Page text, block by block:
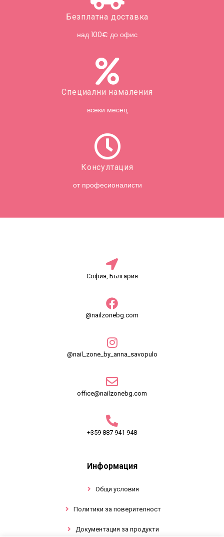
Безплатна доставка
над 100€ до офис
Специални намаления
всеки месец
Консултация
от професионалисти
София, България
@nailzonebg.com
@nail_zone_by_anna_savopulo
office@nailzonebg.com
+359 887 941 948
Информация
Общи условия
Политики за поверителност
Документация за продукти